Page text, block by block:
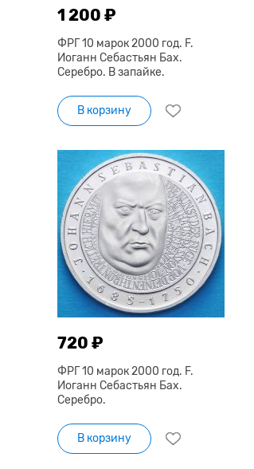
1 200 ₽
ФРГ 10 марок 2000 год. F.
Иоганн Себастьян Бах.
Серебро. В запайке.
В корзину
720 ₽
ФРГ 10 марок 2000 год. F.
Иоганн Себастьян Бах.
Серебро.
В корзину